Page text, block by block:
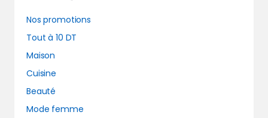
Nos promotions
Tout à 10 DT
Maison
Cuisine
Beauté
Mode femme